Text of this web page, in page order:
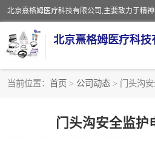
北京熹格姆医疗科技
当前位置： 首页 > 公司动态 > 门头沟
门头沟安全监护